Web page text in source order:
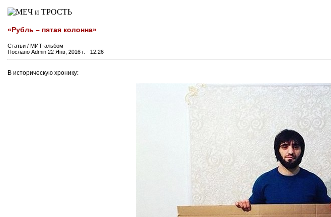
«Рубль – пятая колонна»
Статьи / МИТ-альбом
Послано Admin 22 Янв, 2016 г. - 12:26
В историческую хронику: